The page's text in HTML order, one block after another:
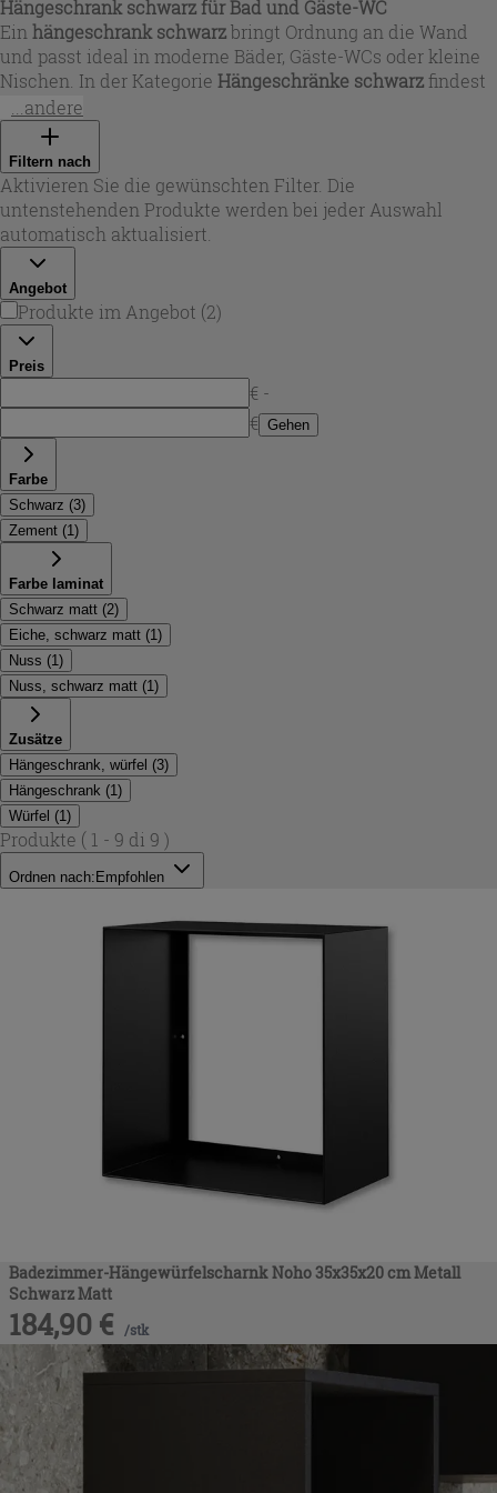
Hängeschrank schwarz für Bad und Gäste-WC
Ein hängeschrank schwarzbringt Ordnung an die Wand
und passt ideal in moderne Bäder, Gäste-WCs oder kleine
Nischen. In der Kategorie Hängeschränke schwarzfindest
du kompakte Würfel-Modelle (ca. 28x28 cm) ebenso wie
hohe Wandschränke mit viel Stauraum. Matte
Schwarztöne sorgen für eine klare, elegante Optik und
lassen sich leicht mit hellen Fliesen, Betonlook oder
Holzdekoren kombinieren – für ein aufgeräumtes
Gesamtbild mit Designanspruch.
...andere
Filtern nach
Aktivieren Sie die gewünschten Filter. Die
untenstehenden Produkte werden bei jeder Auswahl
automatisch aktualisiert.
Angebot
Produkte im Angebot (2)
Preis
€ -
€ Gehen
Farbe
Schwarz (3)
Zement (1 )
Farbe laminat
Schwarz matt (2)
Eiche, schwarz matt (1 )
Nuss (1 )
Nuss, schwarz matt (1 )
Zusätze
Hängeschrank, würfel (3)
Hängeschrank (1 )
Würfel (1 )
Produkte ( 1 - 9 di 9 )
Ordnen nach: Empfohlen
Badezimmer-Hängewürfelscharnk Noho 35x35x20 cm Metall
Schwarz Matt
184,90 € /stk